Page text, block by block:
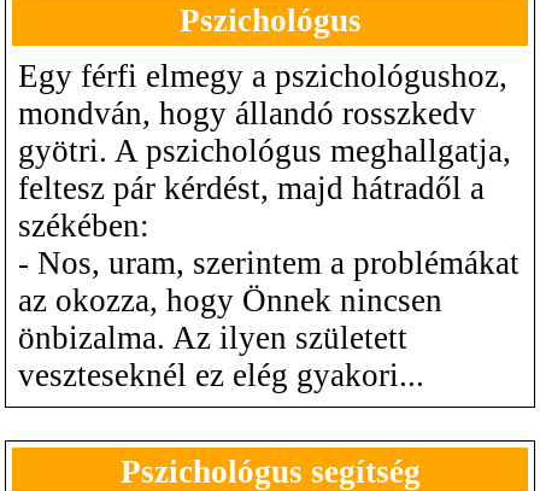
Pszichológus
Egy férfi elmegy a pszichológushoz,
mondván, hogy állandó rosszkedv
gyötri. A pszichológus meghallgatja,
feltesz pár kérdést, majd hátradől a
székében:
- Nos, uram, szerintem a problémákat
az okozza, hogy Önnek nincsen
önbizalma. Az ilyen született
veszteseknél ez elég gyakori...
Pszichológus segítség